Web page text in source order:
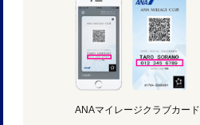
ANAマイレージクラブカード